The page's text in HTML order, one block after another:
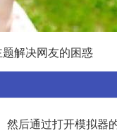
解决网友的困惑
后通过打开模拟